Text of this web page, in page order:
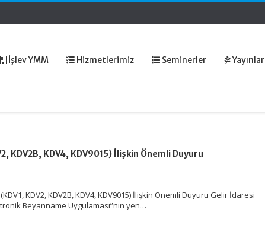
İşlev YMM Hizmetlerimiz Seminerler Yayınlar
KDV2B, KDV4, KDV9015) İlişkin Önemli Duyuru
KDV2, KDV2B, KDV4, KDV9015) İlişkin Önemli Duyuru Gelir İdaresi
Beyanname Uygulaması”nın yen…